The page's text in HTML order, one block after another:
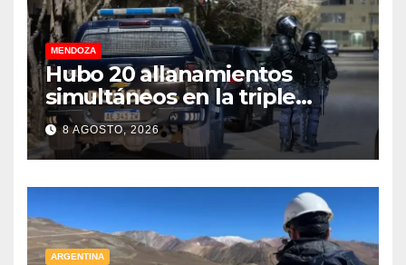
MENDOZA
Hubo 20 allanamientos
simultáneos en la triple
frontera de Luján, Maipú y
Godoy Cruz
8 AGOSTO, 2026
ARGENTINA